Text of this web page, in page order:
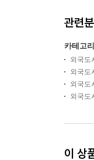
관련
카테고
외국도
외국도
외국도
외국도
이 상